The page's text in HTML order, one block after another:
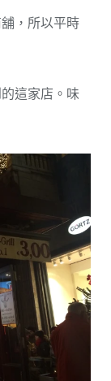
，所以平時
這家店。味